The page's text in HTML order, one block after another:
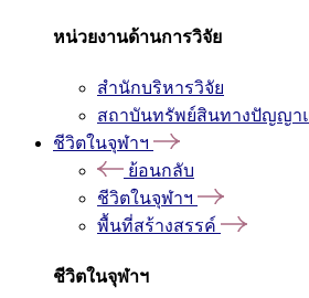
หน่วยงานด้านการวิจัย
สำนักบริหารวิจัย
สถาบันทรัพย์สินทางปัญญา
ชีวิตในจุฬาฯ
ย้อนกลับ
ชีวิตในจุฬาฯ
พื้นที่สร้างสรรค์
ชีวิตในจุฬาฯ